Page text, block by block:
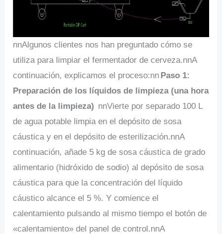
nnAlgunos clientes nos han preguntado cómo se
utiliza para limpiar el fermentador de cerveza.nnA
continuación, explicamos el proceso:nn Paso 1:
Preparación de los líquidos de limpieza (una hora
antes de la limpieza) nnVierte por separado 100 L
de agua potable limpia en el depósito de sosa
cáustica y en el depósito de esterilización.nnA
continuación, añade 5 kg de sosa cáustica de grado
alimentario (hidróxido de sodio) al depósito de sosa
cáustica para que la concentración del líquido
cáustico alcance el 5 %. Y comience el
calentamiento pulsando al mismo tiempo el botón de
«calentamiento» del panel de control.nnA